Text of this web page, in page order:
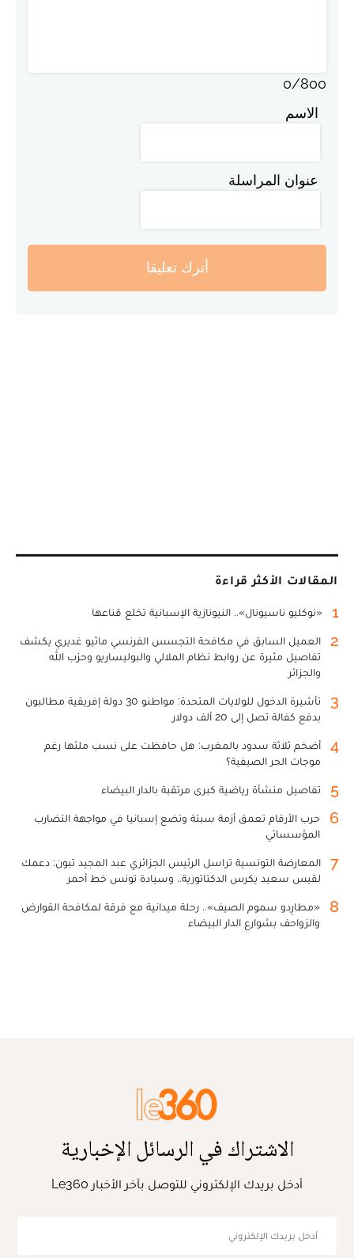
0/800
الاسم
عنوان المراسلة
أترك تعليقا
المقالات الأكثر قراءة
1 «نوكليو ناسيونال».. النيونازية الإسبانية تخلع قناعها
2
العميل السابق في مكافحة التجسس الفرنسي ماثيو غديري يكشف
تفاصيل مثيرة عن روابط نظام الملالي والبوليساريو وحزب الله
والجزائر
3
تأشيرة الدخول للولايات المتحدة: مواطنو 30 دولة إفريقية مطالبون
بدفع كفالة تصل إلى 20 ألف دولار
4
أضخم ثلاثة سدود بالمغرب: هل حافظت على نسب ملئها رغم
موجات الحر الصيفية؟
5 تفاصيل منشأة رياضية كبرى مرتقبة بالدار البيضاء
6
حرب الأرقام تعمق أزمة سبتة وتضع إسبانيا في مواجهة التضارب
المؤسساتي
7
المعارضة التونسية تراسل الرئيس الجزائري عبد المجيد تبون: دعمك
لقيس سعيد يكرس الدكتاتورية.. وسيادة تونس خط أحمر
8
«مطارِدو سموم الصيف».. رحلة ميدانية مع فرقة لمكافحة القوارض
والزواحف بشوارع الدار البيضاء
الاشتراك في الرسائل الإخبارية
أدخل بريدك الإلكتروني للتوصل بآخر الأخبار Le360